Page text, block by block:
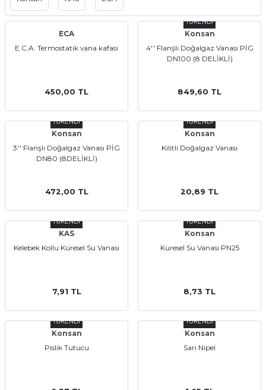
ECA
E.C.A. Termostatik vana kafası
450,00 TL
TÜKENDİ
Konsan
4'' Flanşlı Doğalgaz Vanası PİG
DN100 (8 DELİKLİ)
849,60 TL
TÜKENDİ
Konsan
3'' Flanşlı Doğalgaz Vanası PİG
DN80 (8DELİKLİ)
472,00 TL
TÜKENDİ
Konsan
Kilitli Doğalgaz Vanası
20,89 TL
TÜKENDİ
KAS
Kelebek Kollu Küresel Su Vanası
7,91 TL
TÜKENDİ
Konsan
Küresel Su Vanası PN25
8,73 TL
TÜKENDİ
Konsan
Pislik Tutucu
TÜKENDİ
Konsan
Sarı Nipel